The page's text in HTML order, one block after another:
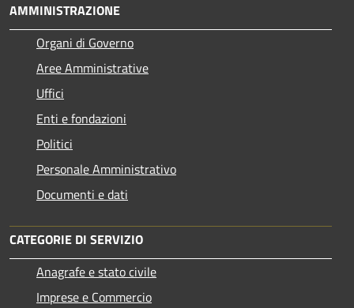
AMMINISTRAZIONE
Organi di Governo
Aree Amministrative
Uffici
Enti e fondazioni
Politici
Personale Amministrativo
Documenti e dati
CATEGORIE DI SERVIZIO
Anagrafe e stato civile
Imprese e Commercio